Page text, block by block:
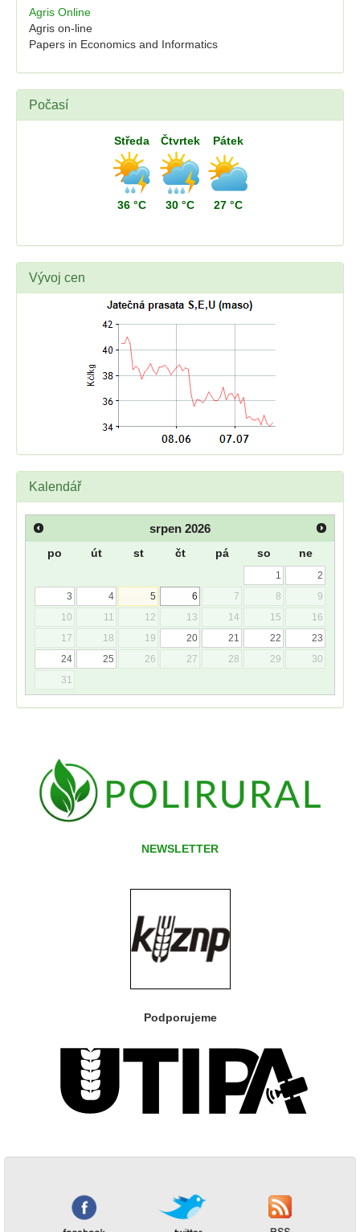
Agris Online
Agris on-line
Papers in Economics and Informatics
Počasí
Středa
36 °C
Čtvrtek
30 °C
Pátek
27 °C
Vývoj cen
Kalendář
srpen 2026
po út st čt pá so ne
1
2
3
4 5 6 7 8
9
10
11 12 13 14 15
16
17
18 19 20 21 22
23
24
25 26 27 28 29
30
31
NEWSLETTER
Podporujeme